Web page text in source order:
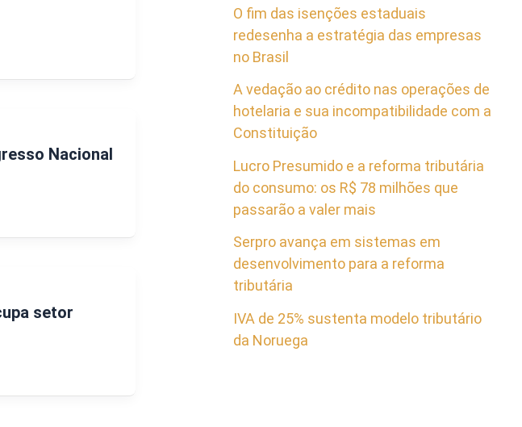
Nacional
setor
O fim das isenções estaduais
redesenha a estratégia das empresas
no Brasil
A vedação ao crédito nas operações de
hotelaria e sua incompatibilidade com a
Constituição
Lucro Presumido e a reforma tributária
do consumo: os R$ 78 milhões que
passarão a valer mais
Serpro avança em sistemas em
desenvolvimento para a reforma
tributária
IVA de 25% sustenta modelo tributário
da Noruega